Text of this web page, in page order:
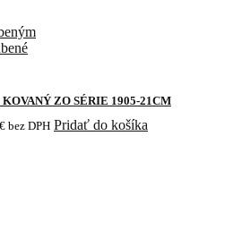
ZO SÉRIE 1905-21CM
€ bez DPH Pridať do košíka